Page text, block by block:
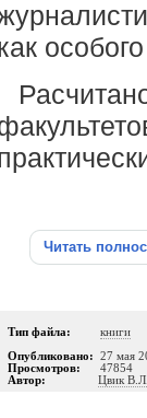
Читать
Тип файла: книги
Опубликовано: 27 мая
Просмотров: 47854
Автор: Цвик